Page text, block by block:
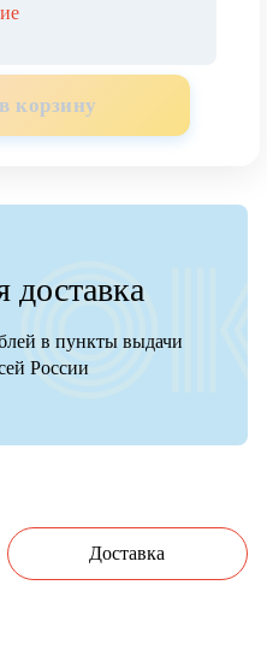
корзину
доставка
в пункты выдачи
России
Доставка